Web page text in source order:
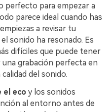
perfecto para empezar a
parece ideal cuando has
a revisar tu
sonido ha resonado. Es
difíciles que puede tener
grabación perfecta en
del sonido.
el eco y los sonidos
al entorno antes de